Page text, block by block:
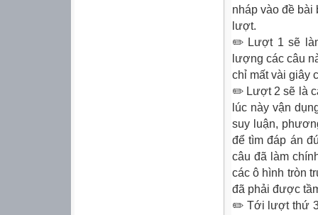
nháp vào đề bài
lượt.
✏️ Lượt 1 sẽ
lượng các câu
chỉ mất vài giây
✏️ Lượt 2 sẽ là
lúc này vận
suy luận,
để tìm đáp án
câu đã làm
các ô hình tròn
đã phải được
✏️ Tới lượt thứ